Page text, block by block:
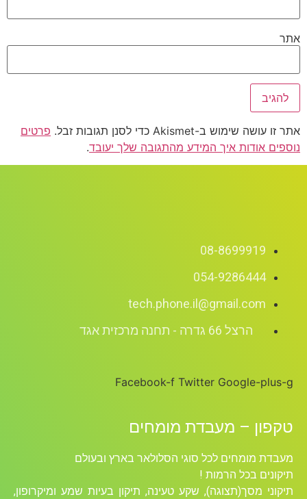
אתר
אתר זו עושה שימוש ב-Akismet כדי לסנן תגובות זבל.
פרטים
נוספים אודות איך המידע מהתגובה שלך יעובד.
08-8699919
054-9286444
tech.phone.il@gmail.com
הרצל 66 גדרה - תחנה מרכזית אגד
Facebook-f Twitter Google-plus-g
טקפון – מעבדת מומחים
מעבדת מומחים לכל סוגי הסלולאר בארץ ובעולם
תיקונים בכל הרמות !
תיקוני מסך(תצוגה), שקע טעינה, תיקון בעיות שמע ומיקרופון,